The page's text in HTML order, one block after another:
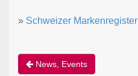
» Schweizer Markenregister
News, Events